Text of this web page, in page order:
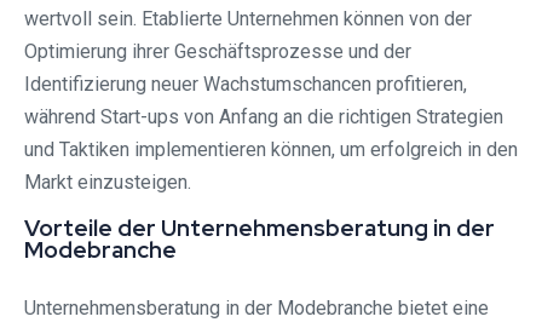
wertvoll sein. Etablierte Unternehmen können von der
Optimierung ihrer Geschäftsprozesse und der
Identifizierung neuer Wachstumschancen profitieren,
während Start-ups von Anfang an die richtigen Strategien
und Taktiken implementieren können, um erfolgreich in den
Markt einzusteigen.
Vorteile der Unternehmensberatung in der
Modebranche
Unternehmensberatung in der Modebranche bietet eine